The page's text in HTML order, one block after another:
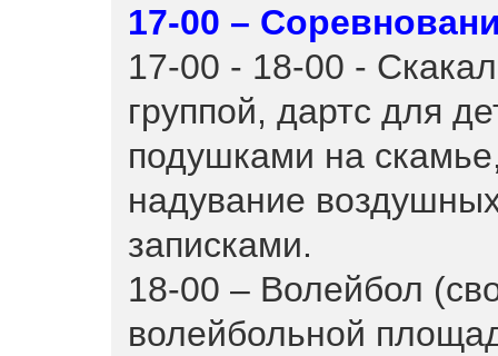
17-00 –
17-00 - 18-00 -
группой, дартс для
подушками на
надувание
записками.
18-00 – Волейбол
волейбольной